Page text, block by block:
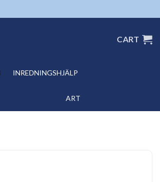
CART
INREDNINGSHJÄLP
ART